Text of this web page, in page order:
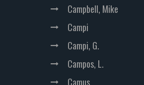
Campbell, Mike
Campi
Campi, G.
Campos, L.
Camus